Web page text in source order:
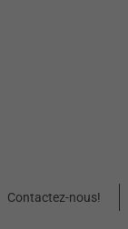
Contactez-nous!